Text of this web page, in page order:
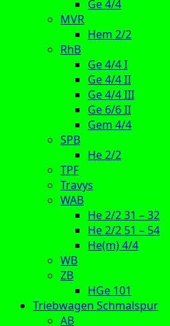
Ge 4/4
MVR
Hem 2/2
RhB
Ge 4/4 I
Ge 4/4 II
Ge 4/4 III
Ge 6/6 II
Gem 4/4
SPB
He 2/2
TPF
Travys
WAB
He 2/2 31 – 32
He 2/2 51 – 54
He(m) 4/4
WB
ZB
HGe 101
Triebwagen Schmalspur
AB